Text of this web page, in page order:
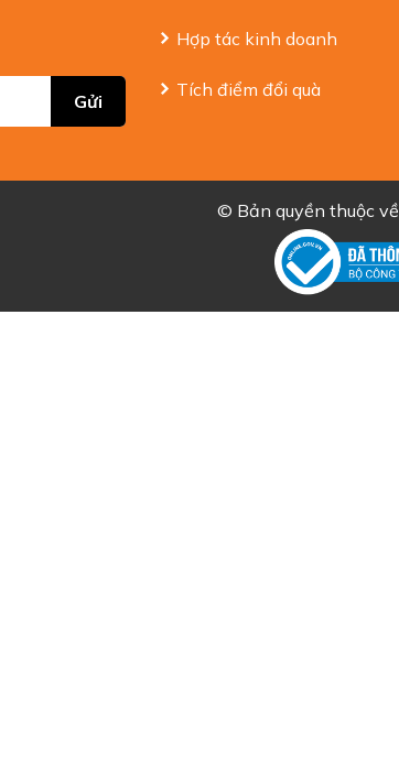
Gửi
Hợp tác kinh doanh
Tích điểm đổi quà
© Bản quyền thuộc về